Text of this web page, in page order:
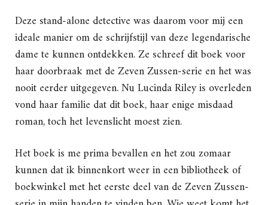
Deze stand-alone detective was daarom voor mij een
ideale manier om de schrijfstijl van deze legendarische
dame te kunnen ontdekken. Ze schreef dit boek voor
haar doorbraak met de Zeven Zussen-serie en het was
nooit eerder uitgegeven. Nu Lucinda Riley is overleden
vond haar familie dat dit boek, haar enige misdaad
roman, toch het levenslicht moest zien.
Het boek is me prima bevallen en het zou zomaar
kunnen dat ik binnenkort weer in een bibliotheek of
boekwinkel met het eerste deel van de Zeven Zussen-